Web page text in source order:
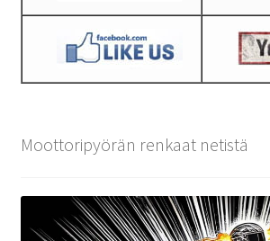
Moottoripyörän renkaat netistä